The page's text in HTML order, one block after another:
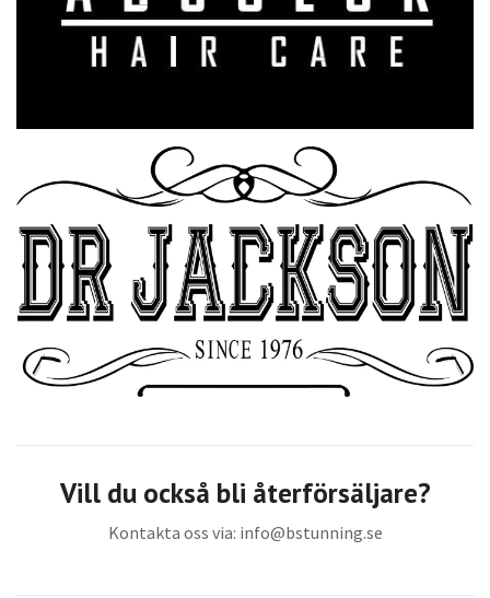
Vill du också bli återförsäljare?
Kontakta oss via: info@bstunning.se